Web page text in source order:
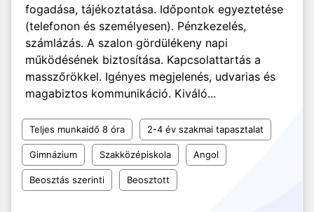
fogadása, tájékoztatása. Időpontok egyeztetése
(telefonon és személyesen). Pénzkezelés,
számlázás. A szalon gördülékeny napi
működésének biztosítása. Kapcsolattartás a
masszőrökkel. Igényes megjelenés, udvarias és
magabiztos kommunikáció. Kiváló...
Teljes munkaidő 8 óra 2-4 év szakmai tapasztalat
Gimnázium Szakközépiskola Angol
Beosztás szerinti Beosztott